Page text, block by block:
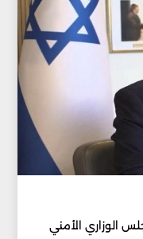
الوزاري الأمني